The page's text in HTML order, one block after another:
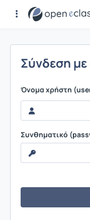
Σύνδεση
Σύνδεση
Όνομα χρήστη
Συνθηματικό